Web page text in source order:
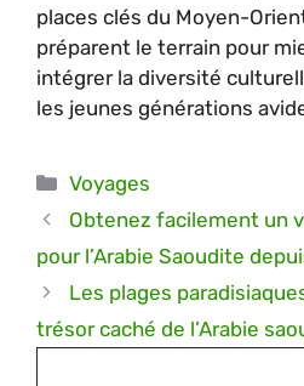
places clés du Moyen-
préparent le terrain pour
intégrer la diversité
les jeunes générations
Catégories
Voyages
Obtenez facilement un
pour l’Arabie Saoudite
Les plages
trésor caché de l’Arabie